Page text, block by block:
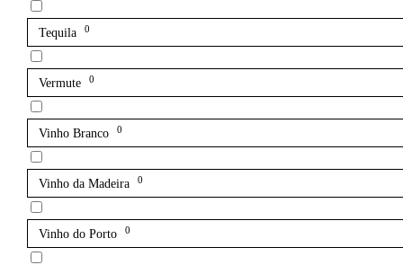
Tequila 0
Vermute 0
Vinho Branco 0
Vinho da Madeira 0
Vinho do Porto 0